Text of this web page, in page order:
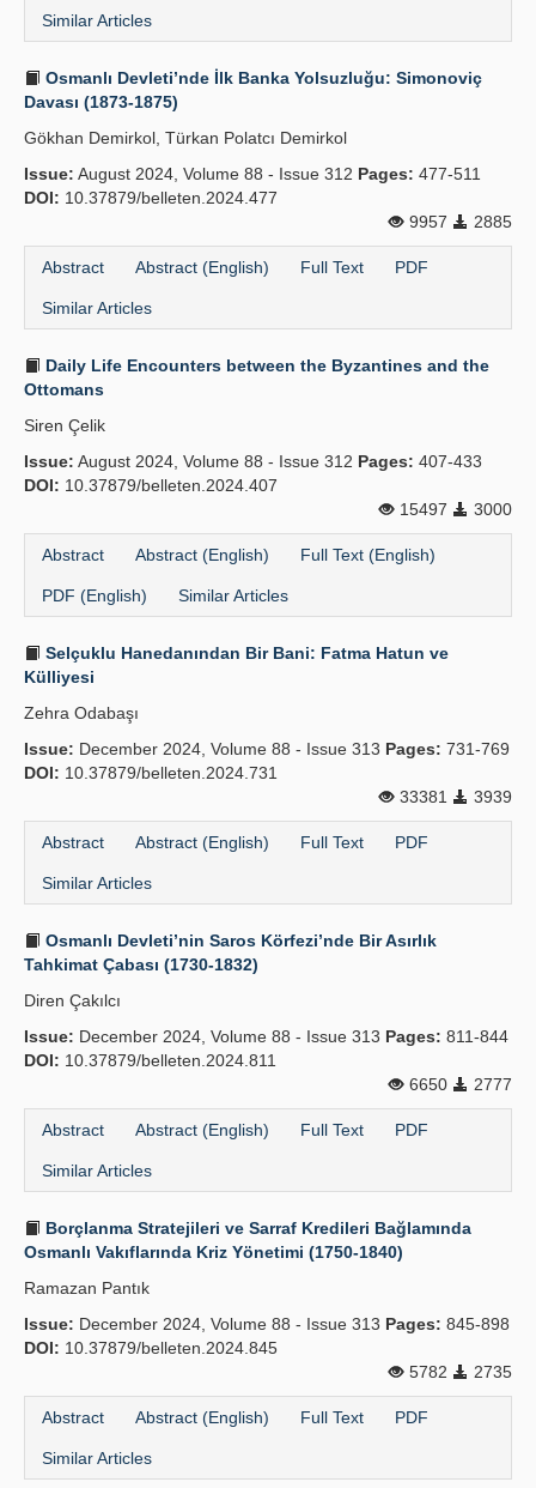
Similar Articles
Osmanlı Devleti’nde İlk Banka Yolsuzluğu: Simonoviç
Davası (1873-1875)
Gökhan Demirkol, Türkan Polatcı Demirkol
Issue: August 2024, Volume 88 - Issue 312 Pages: 477-511
DOI: 10.37879/belleten.2024.477
9957
2885
Abstract Abstract (English) Full Text PDF
Similar Articles
Daily Life Encounters between the Byzantines and the
Ottomans
Siren Çelik
Issue: August 2024, Volume 88 - Issue 312 Pages: 407-433
DOI: 10.37879/belleten.2024.407
15497
3000
Abstract Abstract (English) Full Text (English)
PDF (English) Similar Articles
Selçuklu Hanedanından Bir Bani: Fatma Hatun ve
Külliyesi
Zehra Odabaşı
Issue: December 2024, Volume 88 - Issue 313 Pages: 731-769
DOI: 10.37879/belleten.2024.731
33381
3939
Abstract Abstract (English) Full Text PDF
Similar Articles
Osmanlı Devleti’nin Saros Körfezi’nde Bir Asırlık
Tahkimat Çabası (1730-1832)
Diren Çakılcı
Issue: December 2024, Volume 88 - Issue 313 Pages: 811-844
DOI: 10.37879/belleten.2024.811
6650
2777
Abstract Abstract (English) Full Text PDF
Similar Articles
Borçlanma Stratejileri ve Sarraf Kredileri Bağlamında
Osmanlı Vakıflarında Kriz Yönetimi (1750-1840)
Ramazan Pantık
Issue: December 2024, Volume 88 - Issue 313 Pages: 845-898
DOI: 10.37879/belleten.2024.845
5782
2735
Abstract Abstract (English) Full Text PDF
Similar Articles